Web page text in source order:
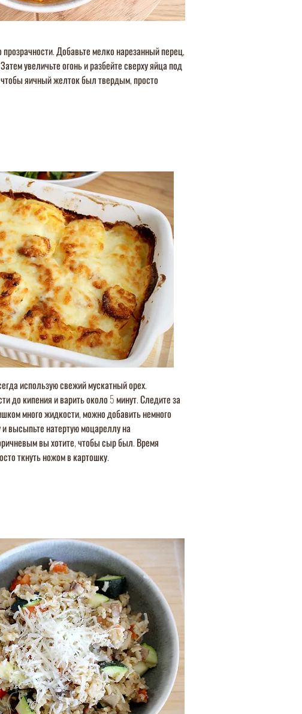
Добавьте мелко нарезанный перец,
увеличьте огонь и разбейте сверху яйца под
яичный желток был твердым, просто
использую свежий мускатный орех.
до кипения и варить около 5 минут. Следите за
много жидкости, можно добавить немного
высыпьте натертую моцареллу на
вы хотите, чтобы сыр был. Время
ткнуть ножом в картошку.